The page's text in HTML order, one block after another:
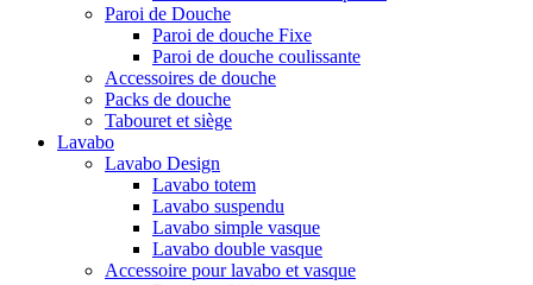
Paroi de Douche
Paroi de douche Fixe
Paroi de douche coulissante
Accessoires de douche
Packs de douche
Tabouret et siège
Lavabo
Lavabo Design
Lavabo totem
Lavabo suspendu
Lavabo simple vasque
Lavabo double vasque
Accessoire pour lavabo et vasque